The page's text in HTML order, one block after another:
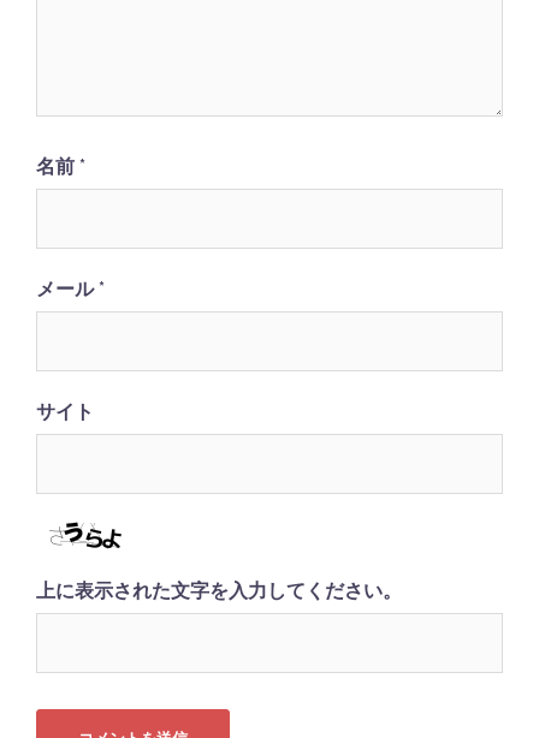
名前 *
メール*
サイト
上に表示された文字を入力してください。